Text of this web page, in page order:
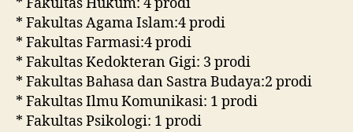
* Fakultas Hukum: 4 prodi
* Fakultas Agama Islam:4 prodi
* Fakultas Farmasi:4 prodi
* Fakultas Kedokteran Gigi: 3 prodi
* Fakultas Bahasa dan Sastra Budaya:2 prodi
* Fakultas Ilmu Komunikasi: 1 prodi
* Fakultas Psikologi: 1 prodi